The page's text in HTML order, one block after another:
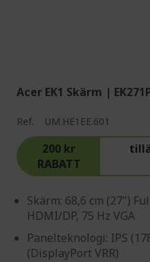
Acer EK1 Skärm |
Ref. UM.HE1EE.601
200 kr
RABATT
Skärm: 68,6 cm (27")
HDMI/DP, 75 Hz VGA
Panelteknologi: IPS
(DisplayPort VRR)